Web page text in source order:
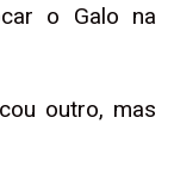
o Galo na
outro, mas